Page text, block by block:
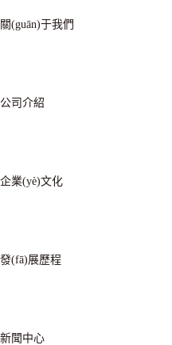
關(guān)于我們
公司介紹
企業(yè)文化
發(fā)展歷程
新聞中心